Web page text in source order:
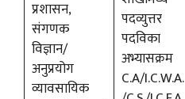
प्रशासन,
संगणक
विज्ञान/
अनुप्रयोग
व्यावसायिक
पदव्युत्तर
पदविका
अभ्यासक्रम
C.A/I.C.W.A.